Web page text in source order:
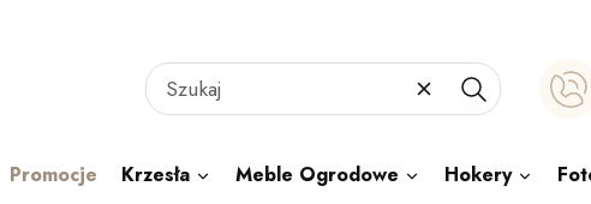
WyczyśćSzukaj
Promocje Krzesła Meble Ogrodowe Hokery